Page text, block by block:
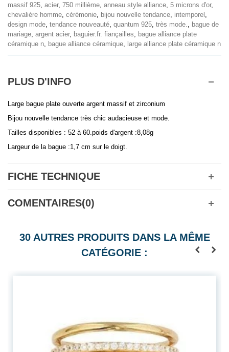
massif 925, acier, 750 millième, anneau style alliance, 5 microns d'or,
chevalière homme, cérémonie, bijou nouvelle tendance, intemporel ,
design mode, tendance nouveauté, quantum 925, très mode., bague de
mariage, argent acier, baguier.fr. fiançailles, bague alliance plate
céramique n, bague alliance céramique, large alliance plate céramique n
PLUS D'INFO
Large bague plate ouverte argent massif et zirconium
Bijou nouvelle tendance très chic audacieuse et mode.
Tailles disponibles : 52 à 60.poids d'argent :8,08g
Largeur de la bague :1,7 cm sur le doigt.
FICHE TECHNIQUE
COMENTAIRES(0)
30 AUTRES PRODUITS DANS LA MÊME
CATÉGORIE :